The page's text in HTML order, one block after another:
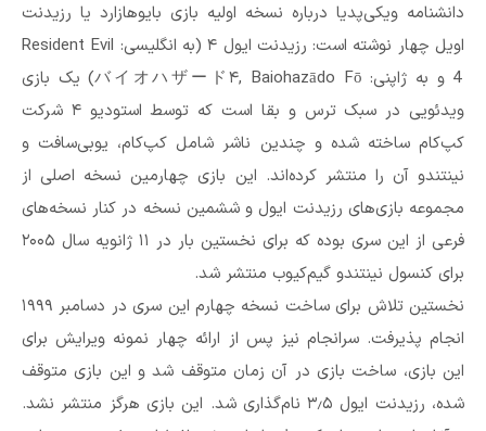
دانشنامه ویکی‌پدیا درباره نسخه اولیه بازی بایوهازارد یا رزیدنت
اویل چهار نوشته است: رزیدنت ایول ۴ (به انگلیسی: Resident Evil
4 و به ژاپنی: バイオハザード۴, Baiohazādo Fō) یک بازی
ویدئویی در سبک ترس و بقا است که توسط استودیو ۴ شرکت
کپ‌کام ساخته شده و چندین ناشر شامل کپ‌کام، یوبی‌سافت و
نینتندو آن را منتشر کرده‌اند. این بازی چهارمین نسخه اصلی از
مجموعه بازی‌های رزیدنت ایول و ششمین نسخه در کنار نسخه‌های
فرعی از این سری بوده که برای نخستین بار در ۱۱ ژانویه سال ۲۰۰۵
برای کنسول نینتندو گیم‌کیوب منتشر شد.
نخستین تلاش برای ساخت نسخه چهارم این سری در دسامبر ۱۹۹۹
انجام پذیرفت. سرانجام نیز پس از ارائه چهار نمونه ویرایش برای
این بازی، ساخت بازی در آن زمان متوقف شد و این بازی متوقف
شده، رزیدنت ایول ۳٫۵ نام‌گذاری شد. این بازی هرگز منتشر نشد.